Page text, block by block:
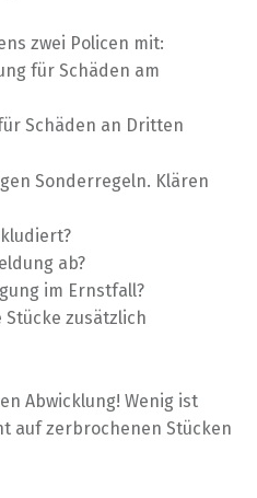
zwei Policen mit:
für Schäden am
Schäden an Dritten
Sonderregeln. Klären
ab?
im Ernstfall?
zusätzlich
Abwicklung! Wenig ist
auf zerbrochenen Stücken